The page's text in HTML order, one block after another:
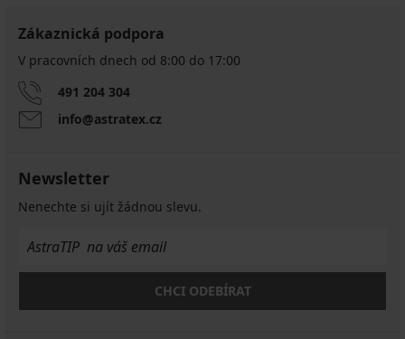
Zákaznická podpora
V pracovních dnech od 8:00 do 17:00
491 204 304
info@astratex.cz
Newsletter
Nenechte si ujít žádnou slevu.
CHCI ODEBÍRAT